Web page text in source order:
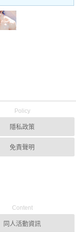
Policy
隱私政策
免責聲明
Content
同人活動資訊